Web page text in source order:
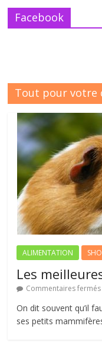
Facebook
Tout pour votre
ALIMENTATION
Les
Commentaires fermés
On dit souvent qu’il
ses petits